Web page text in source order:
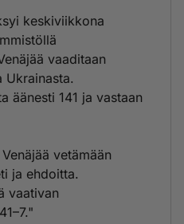
keskiviikkona
vaaditaan
Ukrainasta.
äänesti 141 ja vastaan
vetämään
ja ehdoitta.
vaativan